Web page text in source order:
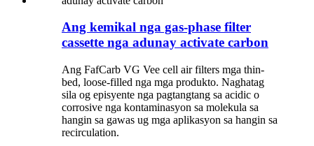
Ang kemikal nga gas-phase filter
cassette nga adunay activate carbon
Ang FafCarb VG Vee cell air filters mga thin-
bed, loose-filled nga mga produkto. Naghatag
sila og episyente nga pagtangtang sa acidic o
corrosive nga kontaminasyon sa molekula sa
hangin sa gawas ug mga aplikasyon sa hangin sa
recirculation.